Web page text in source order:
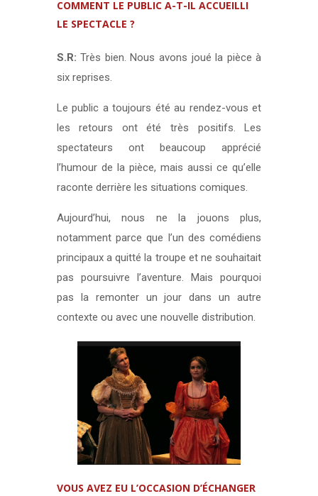
COMMENT LE PUBLIC A-T-IL ACCUEILLI
LE SPECTACLE ?
S.R:Très bien. Nous avons joué la pièce à
six reprises.
Le public a toujours été au rendez-vous et
les retours ont été très positifs. Les
spectateurs ont beaucoup apprécié
l’humour de la pièce, mais aussi ce qu’elle
raconte derrière les situations comiques.
Aujourd’hui, nous ne la jouons plus,
notamment parce que l’un des comédiens
principaux a quitté la troupe et ne souhaitait
pas poursuivre l’aventure. Mais pourquoi
pas la remonter un jour dans un autre
contexte ou avec une nouvelle distribution.
VOUS AVEZ EU L’OCCASION D’ÉCHANGER